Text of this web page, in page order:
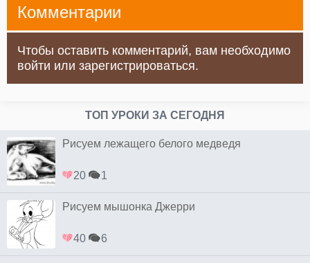
Комментарии
Чтобы оставить комментарий, вам необходимо
войти или зарегистрироваться.
ТОП УРОКИ ЗА СЕГОДНЯ
Рисуем лежащего белого медведя
20 1
Рисуем мышонка Джерри
40 6